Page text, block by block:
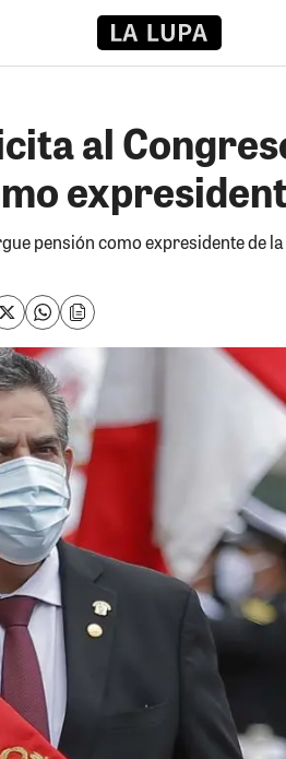
al
pensión como expresidente de